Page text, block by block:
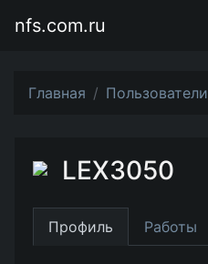
nfs.com.ru
Главная Пользователи
LEX3050
Профиль Работы